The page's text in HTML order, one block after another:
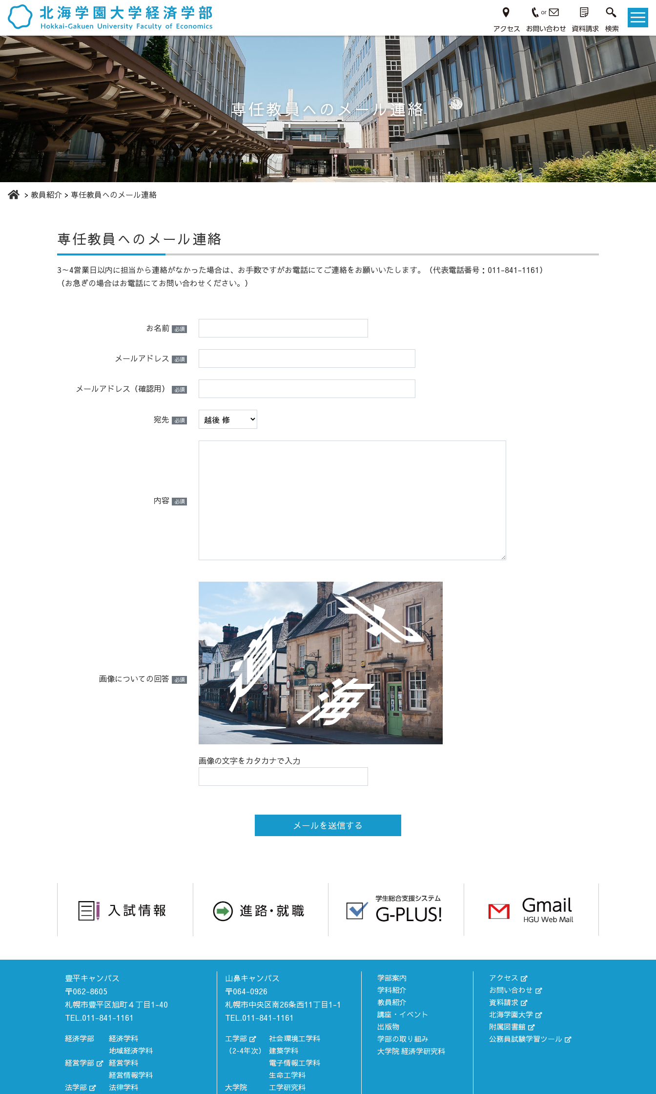
専任教員へのメール連絡
教員紹介 専任教員へのメール連絡
専任教員へのメール連絡
3～4営業日以内に担当から連絡がなかった場合は、お手数ですがお電話にてご連絡をお願いいたします。（代表電話番号：011-841-1161）
（お急ぎの場合はお電話にてお問い合わせください。）
お名前 必須
メールアドレス 必須
メールアドレス（確認用） 必須
宛先 必須
内容 必須
画像についての回答 必須
画像の文字をカタカナで入力
豊平キャンパス
〒062-8605
札幌市豊平区旭町４丁目1-40
TEL.011-841-1161
経済学部
経済学科
地域経済学科
経営学部
経営学科
経営情報学科
法学部
法律学科
山鼻キャンパス
〒064-0926
札幌市中央区南26条西11丁目1-1
TEL.011-841-1161
工学部
（2-4年次）
社会環境工学科
建築学科
電子情報工学科
生命工学科
大学院
工学研究科
学部案内
学科紹介
教員紹介
講座・イベント
出版物
学部の取り組み
大学院 経済学研究科
アクセス
お問い合わせ
資料請求
北海学園大学
附属図書館
公務員試験学習ツール